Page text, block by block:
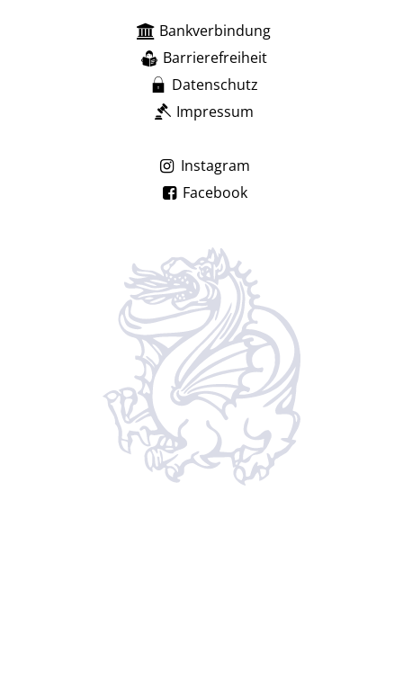
Bankverbindung
Barrierefreiheit
Datenschutz
Impressum
Instagram
Facebook